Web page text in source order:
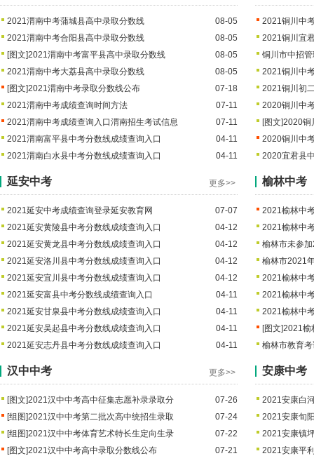
2021渭南中考蒲城县高中录取分数线
08-05
2021渭南中考合阳县高中录取分数线
08-05
[图文]2021渭南中考富平县高中录取分数线
08-05
2021渭南中考大荔县高中录取分数线
08-05
[图文]2021渭南中考录取分数线公布
07-18
2021渭南中考成绩查询时间方法
07-11
2021渭南中考成绩查询入口渭南招生考试信息
07-11
2021渭南富平县中考分数线成绩查询入口
04-11
2021渭南白水县中考分数线成绩查询入口
04-11
2021铜川中
2021铜川宜
铜川市中招
2021铜川中
2021铜川初
2020铜川中
[图文]2020铜
2020铜川中
2020宜君县
延安中考 更多>>
2021延安中考成绩查询登录延安教育网
07-07
2021延安黄陵县中考分数线成绩查询入口
04-12
2021延安黄龙县中考分数线成绩查询入口
04-12
2021延安洛川县中考分数线成绩查询入口
04-12
2021延安宜川县中考分数线成绩查询入口
04-12
2021延安富县中考分数线成绩查询入口
04-11
2021延安甘泉县中考分数线成绩查询入口
04-11
2021延安吴起县中考分数线成绩查询入口
04-11
2021延安志丹县中考分数线成绩查询入口
04-11
榆林中考
2021榆林中
2021榆林中
榆林市未参
榆林市2021
2021榆林中
2021榆林中
2021榆林中
[图文]2021榆
榆林市教育
汉中中考 更多>>
[图文]2021汉中中考高中征集志愿补录录取分
07-26
[组图]2021汉中中考第二批次高中统招生录取
07-24
[组图]2021汉中中考体育艺术特长生定向生录
07-22
[图文]2021汉中中考高中录取分数线公布
07-21
安康中考
2021安康白
2021安康旬
2021安康镇
2021安康平